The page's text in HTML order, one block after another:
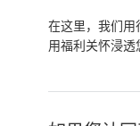
在这里，我们用
用福利关怀浸透